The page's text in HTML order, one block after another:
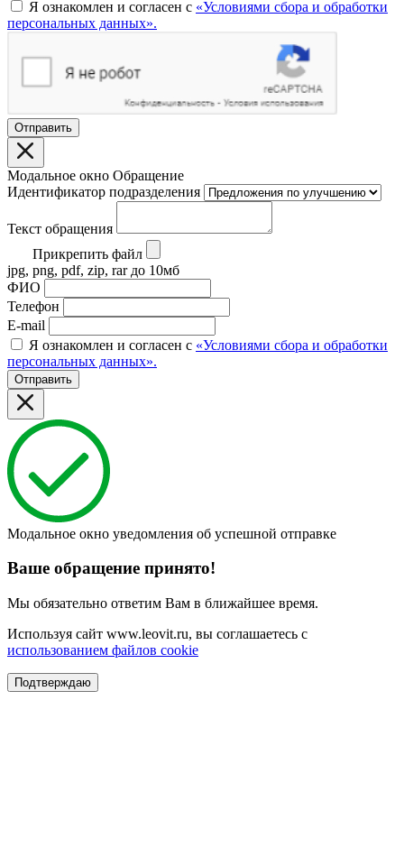
Я ознакомлен и согласен с «Условиями сбора и обработки
персональных данных».
Отправить
Модальное окно Обращение
Идентификатор подразделения
Текст обращения
Прикрепить файл
jpg, png, pdf, zip, rar до 10мб
ФИО
Телефон
E-mail
Я ознакомлен и согласен с «Условиями сбора и обработки
персональных данных».
Отправить
Модальное окно уведомления об успешной отправке
Ваше обращение принято!
Мы обязательно ответим Вам в ближайшее время.
Используя сайт www.leovit.ru, вы соглашаетесь с
использованием файлов cookie
Подтверждаю